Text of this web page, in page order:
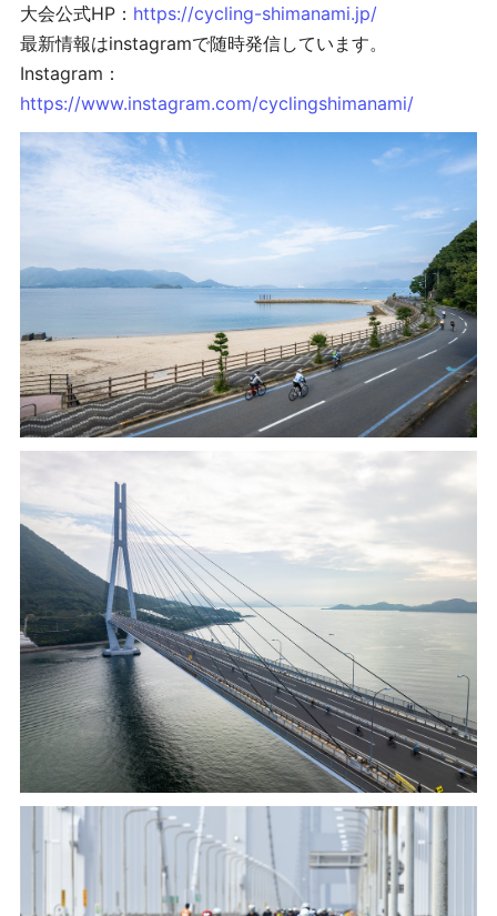
大会公式HP： https://cycling-shimanami.jp/
最新情報はinstagramで随時発信しています。
Instagram：
https://www.instagram.com/cyclingshimanami/